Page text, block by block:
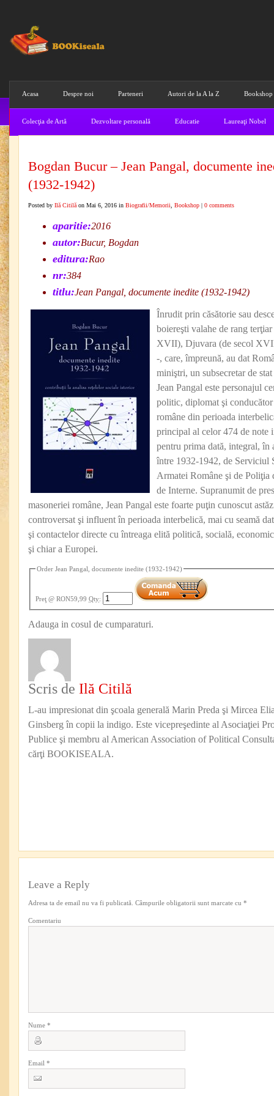
Acasa Despre noi Parteneri Autori de la A la Z Bookshop
Colecţia de Artă Dezvoltare personală Educatie Laureaţi Nobel
Bogdan Bucur – Jean Pangal, documente
(1932-1942)
Posted by Ilă Citilă on Mai 6, 2016 in Biografii/Memorii Bookshop | 0 comments
aparitie:2016
autor:Bucur, Bogdan
editura:Rao
nr:384
titlu:Jean Pangal, documente inedite (1932-1942)
Înrudit prin căsătorie sau
boiereşti valahe de rang
XVII), Djuvara (de secol
-, care, împreună, au dat
miniştri, un subsecretar de
Jean Pangal este personajul
politic, diplomat şi
române din perioada
principal al celor 474 de note
pentru prima dată, integral, în
între 1932-1942, de Serviciul
Armatei Române şi de
de Interne. Supranumit de
masoneriei române, Jean Pangal este foarte puţin cunoscut
controversat şi influent în perioada interbelică, mai cu seamă
şi contactelor directe cu întreaga elită politică, socială,
şi chiar a Europei.
Order Jean Pangal, documente inedite (1932-1942)
Preţ @ RON59,99 Qty:
Adauga in cosul de cumparaturi.
Scris de Ilă Citilă
L-au impresionat din şcoala generală Marin Preda şi Mircea
Ginsberg în copii la indigo. Este vicepreşedinte al Asociaţiei
Publice şi membru al American Association of Political
cărţi BOOKISEALA.
Leave a Reply
Adresa ta de email nu va fi publicată. Câmpurile obligatorii sunt marcate cu *
Comentariu
Nume *
Email *